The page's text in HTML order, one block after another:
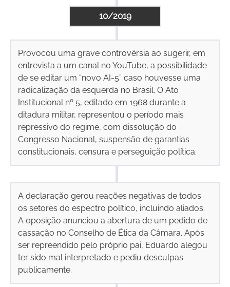
10/2019
Provocou uma grave controvérsia ao sugerir, em
entrevista a um canal no YouTube, a possibilidade
de se editar um “novo AI-5” caso houvesse uma
radicalização da esquerda no Brasil. O Ato
Institucional nº 5, editado em 1968 durante a
ditadura militar, representou o período mais
repressivo do regime, com dissolução do
Congresso Nacional, suspensão de garantias
constitucionais, censura e perseguição política.
A declaração gerou reações negativas de todos
os setores do espectro político, incluindo aliados.
A oposição anunciou a abertura de um pedido de
cassação no Conselho de Ética da Câmara. Após
ser repreendido pelo próprio pai, Eduardo alegou
ter sido mal interpretado e pediu desculpas
publicamente.